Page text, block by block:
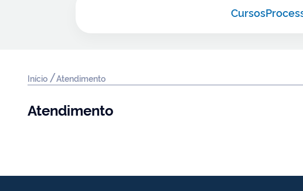
Cursos
Início /Atendimento
Atendimento